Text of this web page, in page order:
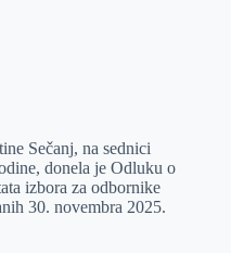
Sečanj, na sednici
donela je Odluku o
izbora za odbornike
30. novembra 2025.